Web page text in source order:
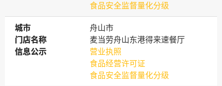
食品安全监督量化分级
城市
城市
舟山市
门店名称
门店名称
麦当劳舟山东港得来速餐厅
信息公示
信息公示
营业执照
食品经营许可证
食品安全监督量化分级